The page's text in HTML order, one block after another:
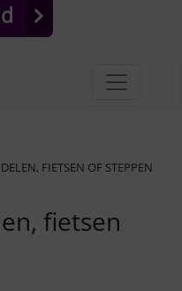
FIETSEN OF STEPPEN
fietsen